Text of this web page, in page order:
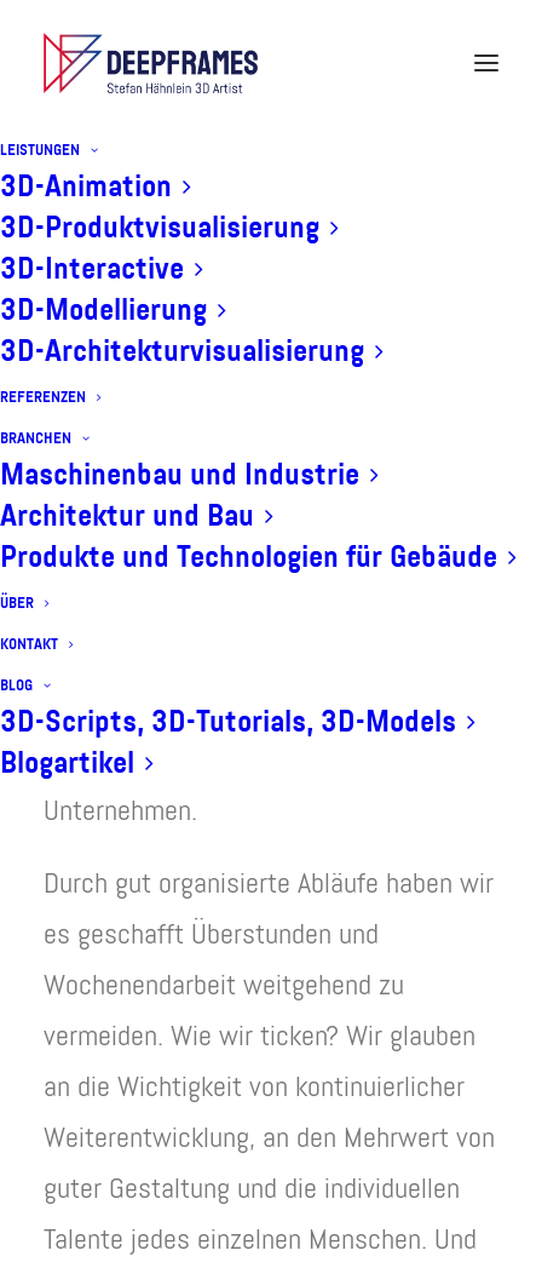
LEISTUNGEN
3D-Animation
3D-Produktvisualisierung
3D-Interactive
3D-Modellierung
3D-Architekturvisualisierung
REFERENZEN
BRANCHEN
Maschinenbau und Industrie
Architektur und Bau
Produkte und Technologien für Gebäude
ÜBER
KONTAKT
BLOG
3D-Scripts, 3D-Tutorials, 3D-Models
Blogartikel
Deepframes ist ein wachsendes
Mitarbeiter, die uns dabei helfen
Produkte und Technologien mit
hochwertigen 3D-Visualisierungen und
Als kleines Unternehmen trumpfen wir
mit abwechslungsreichen Aufgaben für
große Konzerne und kleine
Unternehmen.
Durch gut organisierte Abläufe haben wir
es geschafft Überstunden und
Wochenendarbeit weitgehend zu
vermeiden. Wie wir ticken? Wir glauben
an die Wichtigkeit von kontinuierlicher
Weiterentwicklung, an den Mehrwert von
guter Gestaltung und die individuellen
Talente jedes einzelnen Menschen. Und